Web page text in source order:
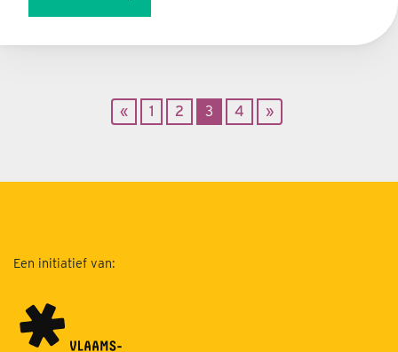
« 1 2 3 4 »
Een initiatief van: